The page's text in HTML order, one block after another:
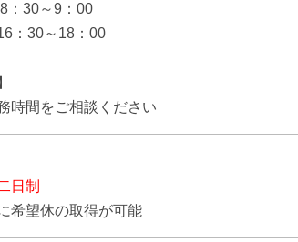
8：30～9：00
：30～18：00
時間をご相談ください
日制
希望休の取得が可能